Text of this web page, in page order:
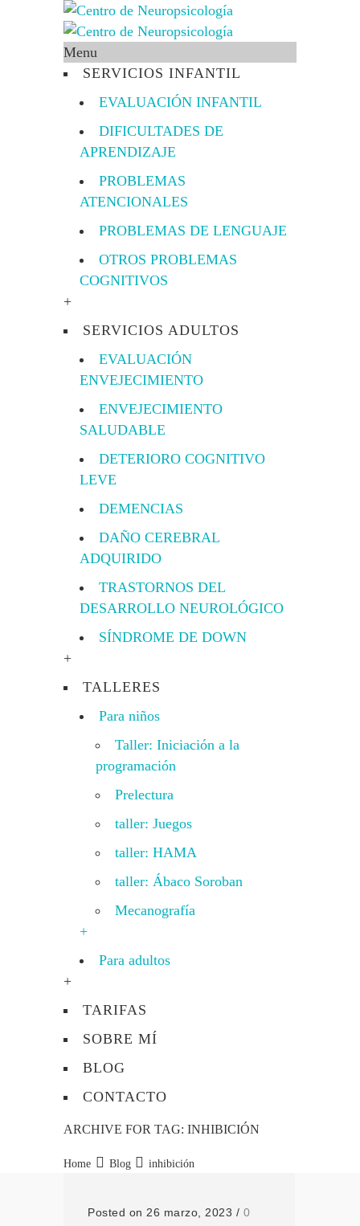
Menu
SERVICIOS INFANTIL
EVALUACIÓN INFANTIL
DIFICULTADES DE
APRENDIZAJE
PROBLEMAS
ATENCIONALES
PROBLEMAS DE LENGUAJE
OTROS PROBLEMAS
COGNITIVOS
+
SERVICIOS ADULTOS
EVALUACIÓN
ENVEJECIMIENTO
ENVEJECIMIENTO
SALUDABLE
DETERIORO COGNITIVO
LEVE
DEMENCIAS
DAÑO CEREBRAL
ADQUIRIDO
TRASTORNOS DEL
DESARROLLO NEUROLÓGICO
SÍNDROME DE DOWN
+
TALLERES
Para niños
Taller: Iniciación a la
programación
Prelectura
taller: Juegos
taller: HAMA
taller: Ábaco Soroban
Mecanografía
+
Para adultos
+
TARIFAS
SOBRE MÍ
BLOG
CONTACTO
ARCHIVE FOR TAG: INHIBICIÓN
Home Blog inhibición
Posted on 26 marzo, 2023 / 0